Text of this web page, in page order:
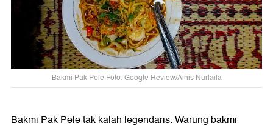
Bakmi Pak Pele Foto: Google Review/Ainis Nurlaila
Bakmi Pak Pele tak kalah legendaris. Warung bakmi